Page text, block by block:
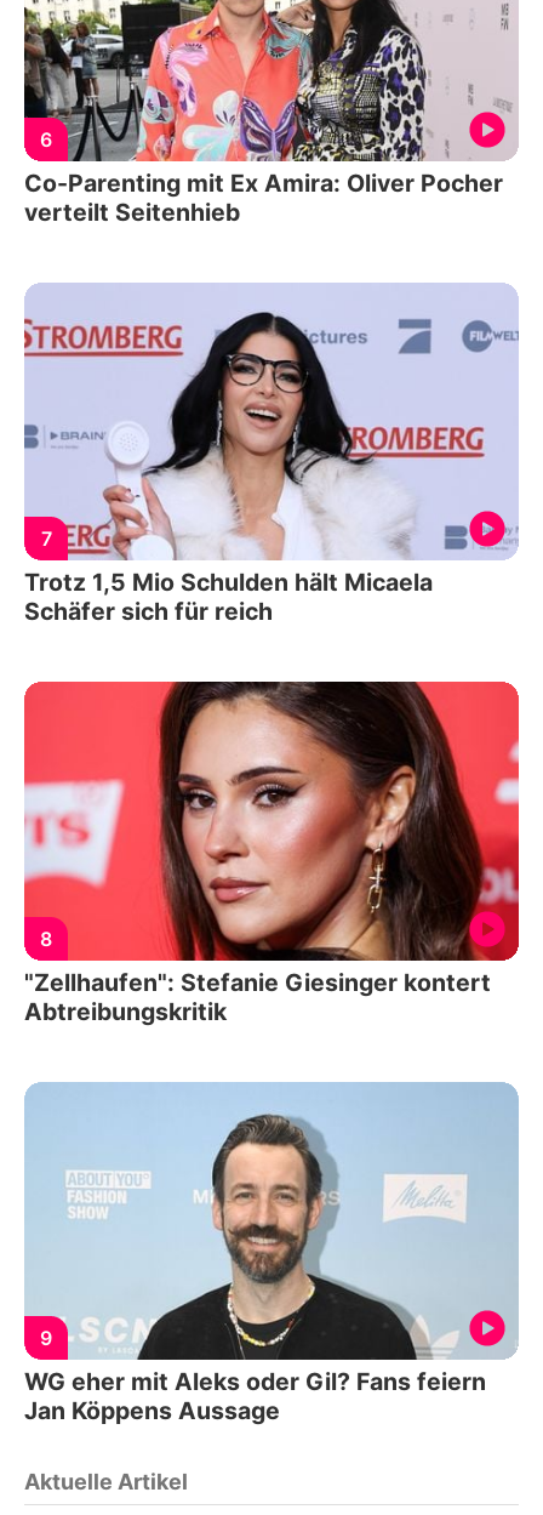
6
Co-Parenting mit Ex Amira: Oliver Pocher
verteilt Seitenhieb
7
Trotz 1,5 Mio Schulden hält Micaela
Schäfer sich für reich
8
"Zellhaufen": Stefanie Giesinger kontert
Abtreibungskritik
9
WG eher mit Aleks oder Gil? Fans feiern
Jan Köppens Aussage
Aktuelle Artikel